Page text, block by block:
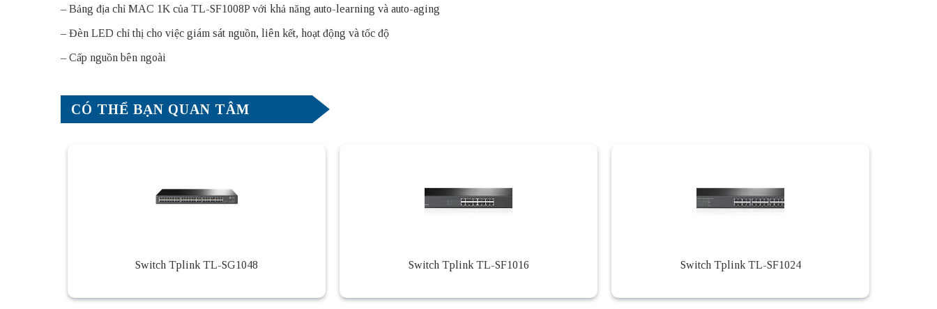
– Bảng địa chỉ MAC 1K của TL-SF1008P với khả năng auto-learning và auto-aging
– Đèn LED chỉ thị cho việc giám sát nguồn, liên kết, hoạt động và tốc độ
– Cấp nguồn bên ngoài
CÓ THỂ BẠN QUAN TÂM
Switch Tplink TL-SG1048 Switch Tplink TL-SF1016 Switch Tplink TL-SF1024